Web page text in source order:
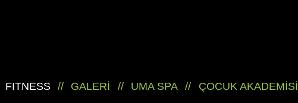
FITNESS // GALERİ // UMA SPA // ÇOCUK AKADEMİSİ